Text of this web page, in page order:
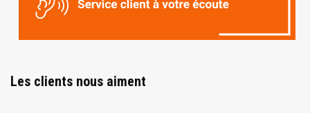
Les clients nous aiment